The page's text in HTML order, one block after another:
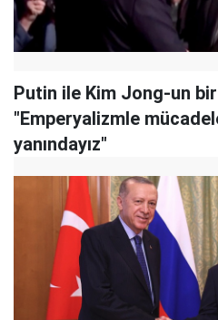
Putin ile Kim Jong-un
"Emperyalizmle
yanındayız"